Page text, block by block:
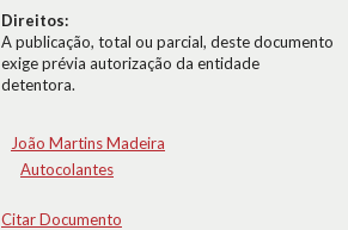
Direitos:
A publicação, total ou parcial, deste documento
exige prévia autorização da entidade
detentora.
João Martins Madeira
Autocolantes
Citar Documento